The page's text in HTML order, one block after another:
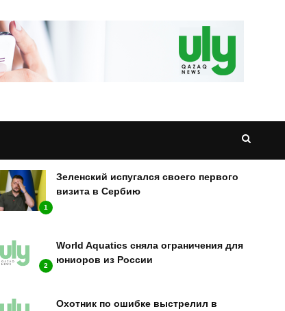
1
Зеленский испугался своего первого
визита в Сербию
2
World Aquatics сняла ограничения для
юниоров из России
Охотник по ошибке выстрелил в